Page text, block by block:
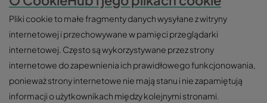
Pliki cookie to małe fragmenty danych wysyłane z witryny
internetowej i przechowywane w pamięci przeglądarki
internetowej. Często są wykorzystywane przez strony
internetowe do zapewnienia ich prawidłowego funkcjonowania,
ponieważ strony internetowe nie mają stanu i nie zapamiętują
informacji o użytkownikach między kolejnymi stronami.